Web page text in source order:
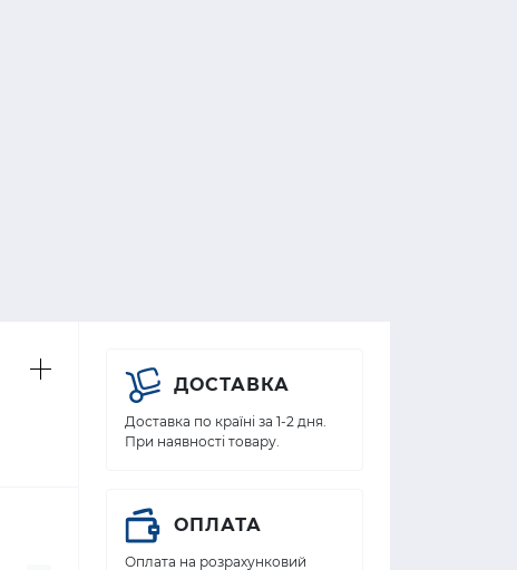
ДОСТАВКА
Доставка по країні за 1-2 дня.
При наявності товару.
ОПЛАТА
Оплата на розрахунковий